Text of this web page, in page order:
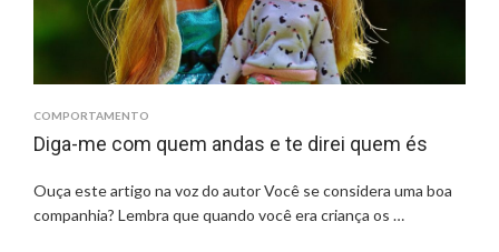
COMPORTAMENTO
Diga-me com quem andas e te direi quem és
Ouça este artigo na voz do autor Você se considera uma boa
companhia? Lembra que quando você era criança os …